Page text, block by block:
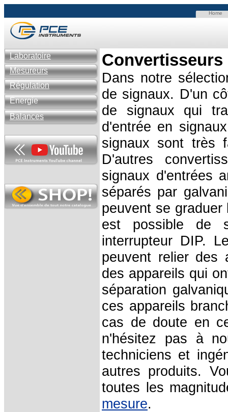
Home
Laboratoire
Mesureurs
Régulation
Énergie
Balances
Convertisseurs
Dans notre
de signaux. D'un
de signaux qui
d'entrée en
signaux sont très
D'autres
signaux d'entrées
séparés par
peuvent se
est possible de
interrupteur DIP.
peuvent relier des
des appareils qui
séparation
ces appareils
cas de doute en
n'hésitez pas à
techniciens et
autres produits.
toutes les
mesure.